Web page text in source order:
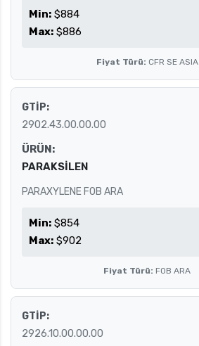
Min: $884
Max: $886
Fiyat Türü: CFR SE ASIA
GTİP:
2902.43.00.00.00
ÜRÜN:
PARAKSİLEN
PARAXYLENE FOB ARA
Min: $854
Max: $902
Fiyat Türü: FOB ARA
GTİP:
2926.10.00.00.00